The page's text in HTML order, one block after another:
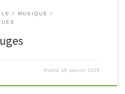
MUSIQUE
Publié 16 janvier 2020